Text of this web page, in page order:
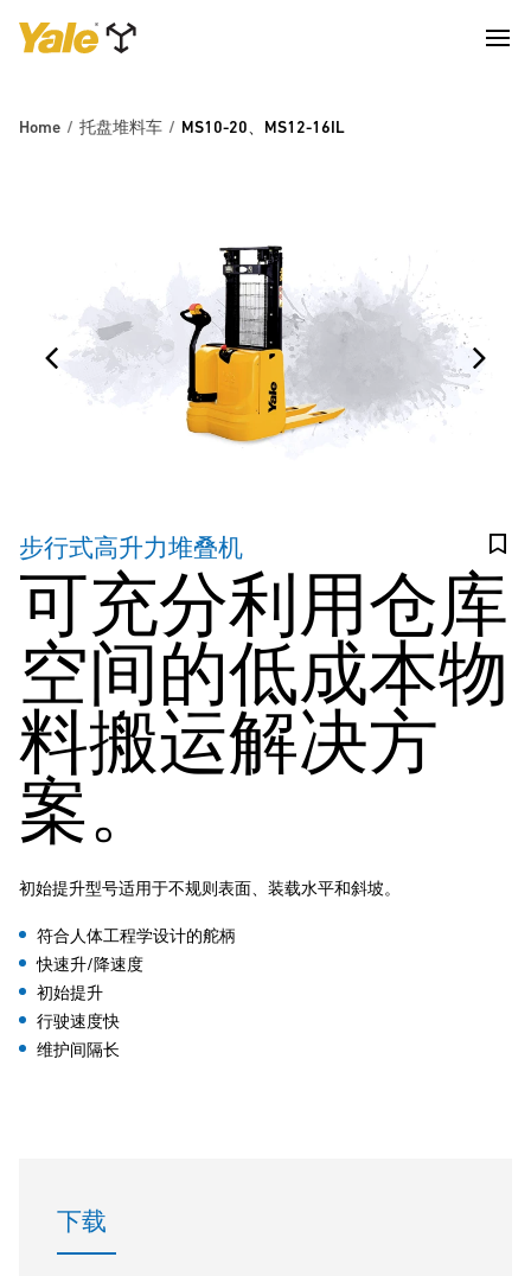
Home 托盘堆料车 MS10-20、MS12-16IL
步行式高升力堆叠机
可充分利用仓库
空间的低成本物
料搬运解决方
案。
初始提升型号适用于不规则表面、装载水平和斜坡。
符合人体工程学设计的舵柄
快速升/降速度
初始提升
行驶速度快
维护间隔长
下载